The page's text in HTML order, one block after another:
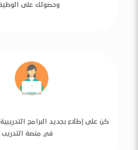
وحصولك على
كن على إطلاع بجديد البرامج
في منصة التدريب